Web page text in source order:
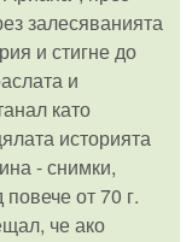
залесяванията
и стигне до
и
като
историята
- снимки,
от 70 г.
че ако